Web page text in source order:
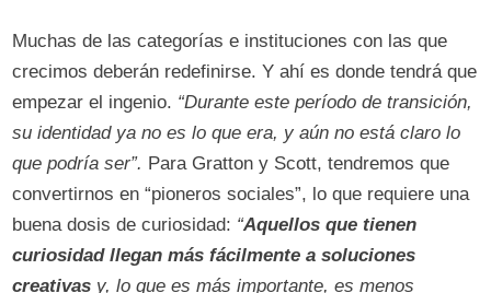
Muchas de las categorías e instituciones con las que
crecimos deberán redefinirse. Y ahí es donde tendrá que
empezar el ingenio. “Durante este período de transición,
su identidad ya no es lo que era, y aún no está claro lo
que podría ser”. Para Gratton y Scott, tendremos que
convertirnos en “pioneros sociales”, lo que requiere una
buena dosis de curiosidad: “Aquellos que tienen
curiosidad llegan más fácilmente a soluciones
creativas y, lo que es más importante, es menos